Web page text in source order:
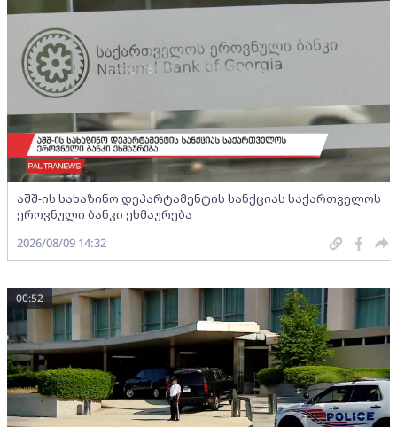
აშშ-ის სახაზინო დეპარტამენტის სანქციას საქართველოს
ეროვნული ბანკი ეხმაურება
2026/08/09 14:32
00:52